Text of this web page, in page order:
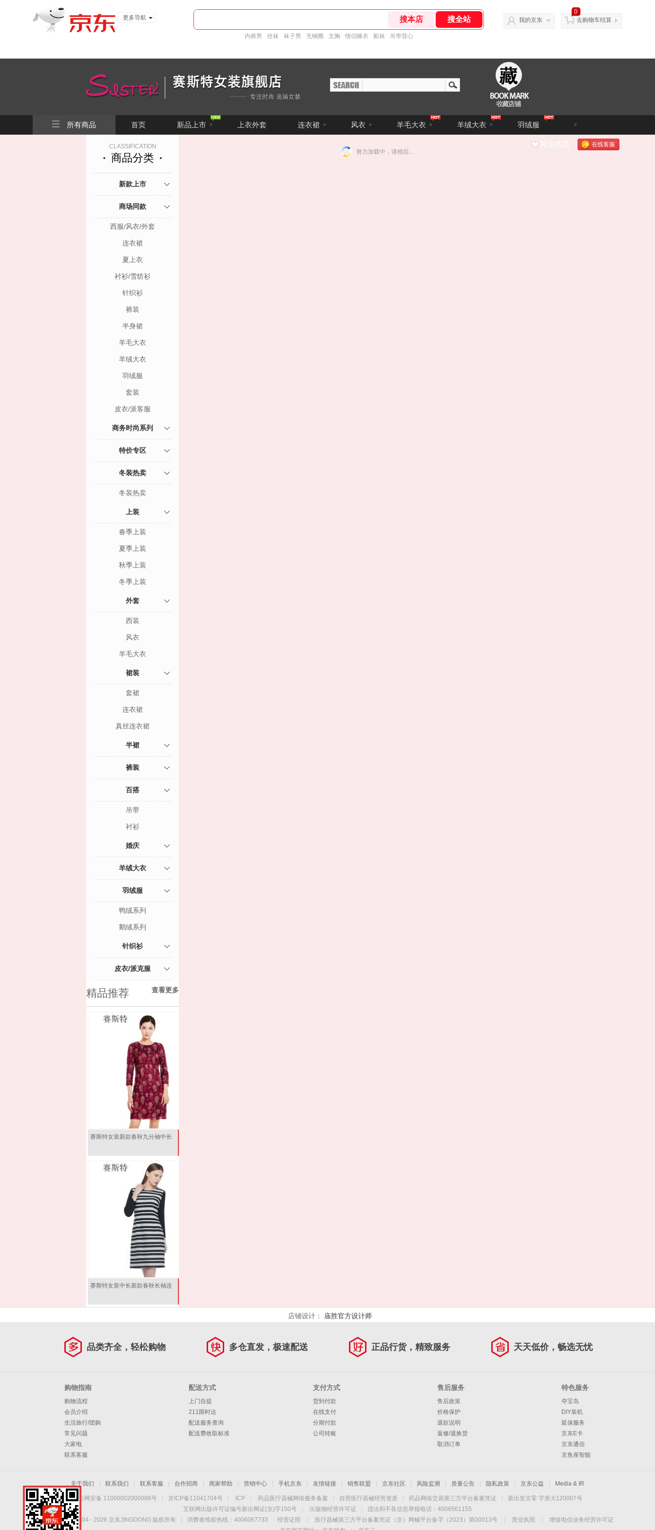
更多导航
内裤男 丝袜 袜子男 无钢圈 文胸 情侣睡衣 船袜 吊带背心
我的京东
0
去购物车结算
搜索
所有商品 首页 新品上市 > 上衣外套 连衣裙 > 风衣 > 羊毛大衣 > 羊绒大衣 > 羽绒服 >
在线客服
CLASSIFICATION
商品分类
新款上市
商场同款
西服/风衣/外套
连衣裙
夏上衣
衬衫/雪纺衫
针织衫
裤装
半身裙
羊毛大衣
羊绒大衣
羽绒服
套装
皮衣/派客服
商务时尚系列
特价专区
冬装热卖
冬装热卖
上装
春季上装
夏季上装
秋季上装
冬季上装
外套
西装
风衣
羊毛大衣
裙装
套裙
连衣裙
真丝连衣裙
半裙
裤装
百搭
吊带
衬衫
婚庆
羊绒大衣
羽绒服
鸭绒系列
鹅绒系列
针织衫
皮衣/派克服
查看更多
精品推荐
赛斯特女装新款春秋九分袖中长
赛斯特女装中长新款春秋长袖连
努力加载中，请稍后...
店铺设计： 庙胜官方设计师
品类齐全，轻松购物 多仓直发，极速配送 正品行货，精致服务 天天低价，畅选无忧
购物指南
购物流程
会员介绍
生活旅行/团购
常见问题
大家电
联系客服
配送方式
上门自提
211限时达
配送服务查询
配送费收取标准
支付方式
货到付款
在线支付
分期付款
公司转账
售后服务
售后政策
价格保护
退款说明
返修/退换货
取消订单
特色服务
夺宝岛
DIY装机
延保服务
京东E卡
京东通信
京鱼座智能
关于我们 联系我们 联系客服 合作招商 商家帮助 营销中心 手机京东 友情链接 销售联盟 京东社区 风险监测 质量公告 隐私政策 京东公益 Media & IR
京公网安备 11000002000088号 京ICP备11041704号 ICP 药品医疗器械网络服务备案 自营医疗器械经营资质 药品网络交易第三方平台备案凭证
新出发京零 字第大120007号
互联网出版许可证编号新出网证(京)字150号
出版物经营许可证
违法和不良信息举报电话：4006561155
Copyright © 2004 - 2026 京东JINGDONG 版权所有 消费者维权热线：4006067733 经营证照 医疗器械第三方平台备案凭证（京）网械平台备字（2023）第00013号 营业执照
增值电信业务经营许可证